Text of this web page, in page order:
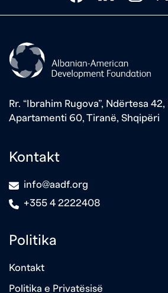
Rr. “Ibrahim Rugova”, Ndërtesa 42,
Apartamenti 60, Tiranë, Shqipëri
Kontakt
icon info@aadf.org
icon
+355 4 2222408
Politika
Kontakt
Politika e Privatësisë